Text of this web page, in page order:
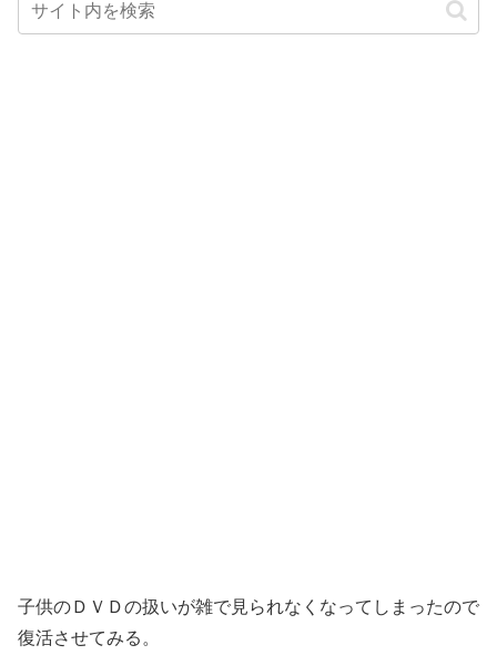
子供のＤＶＤの扱いが雑で見られなくなってしまったので
復活させてみる。